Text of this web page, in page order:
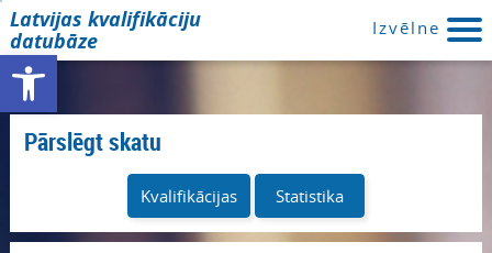
Open toolbar
Latvijas kvalifikāciju
datubāze
Izvēlne
Pārslēgt skatu
Kvalifikācijas Statistika